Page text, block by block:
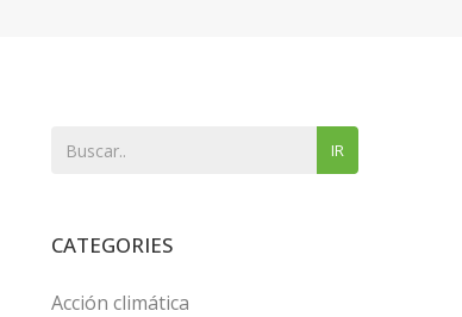
IR
CATEGORIES
Acción climática